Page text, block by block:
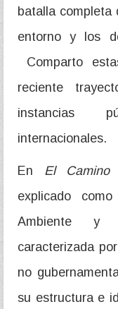
batalla completa
entorno y los
Comparto
reciente
instancias
internacionales.
En El Camino
explicado
Ambiente y
caracterizada
no
su estructura e